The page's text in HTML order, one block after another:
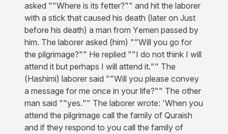
asked ""Where is its fetter?"" and hit the laborer
with a stick that caused his death (later on Just
before his death) a man from Yemen passed by
him. The laborer asked (him) ""Will you go for
the pilgrimage?"" He replied ""I do not think I will
attend it but perhaps I will attend it."" The
(Hashimi) laborer said ""Will you please convey
a message for me once in your life?"" The other
man said ""yes."" The laborer wrote: 'When you
attend the pilgrimage call the family of Quraish
and if they respond to you call the family of